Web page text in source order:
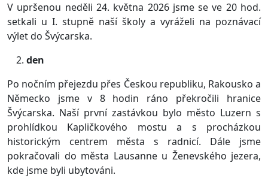
V upršenou neděli 24. května 2026 jsme se ve 20 hod.
setkali u I. stupně naší školy a vyráželi na poznávací
výlet do Švýcarska.
den
Po nočním přejezdu přes Českou republiku, Rakousko a
Německo jsme v 8 hodin ráno překročili hranice
Švýcarska. Naší první zastávkou bylo město Luzern s
prohlídkou Kapličkového mostu a s procházkou
historickým centrem města s radnicí. Dále jsme
pokračovali do města Lausanne u Ženevského jezera,
kde jsme byli ubytováni.